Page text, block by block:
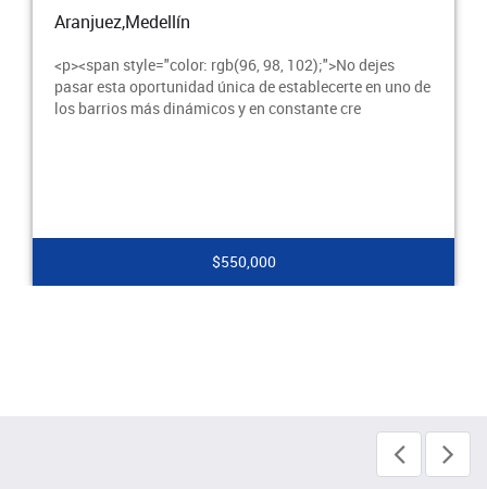
Aranjuez,Medellín
<p><span style="color: rgb(96, 98, 102);">No dejes
pasar esta oportunidad única de establecerte en uno de
los barrios más dinámicos y en constante cre
$550,000